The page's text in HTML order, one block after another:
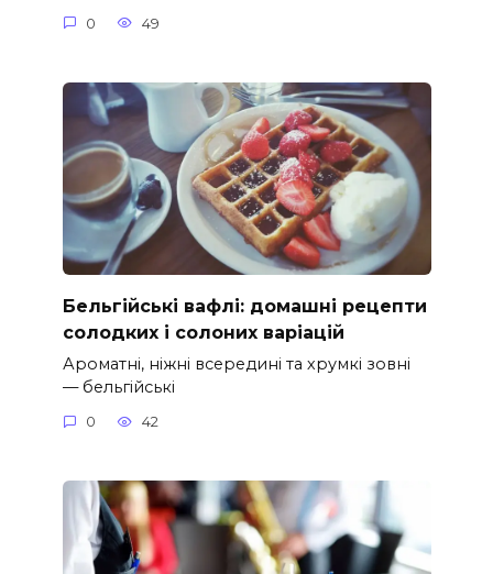
0 49
Бельгійські вафлі: домашні рецепти
солодких і солоних варіацій
Ароматні, ніжні всередині та хрумкі зовні
— бельгійські
0 42